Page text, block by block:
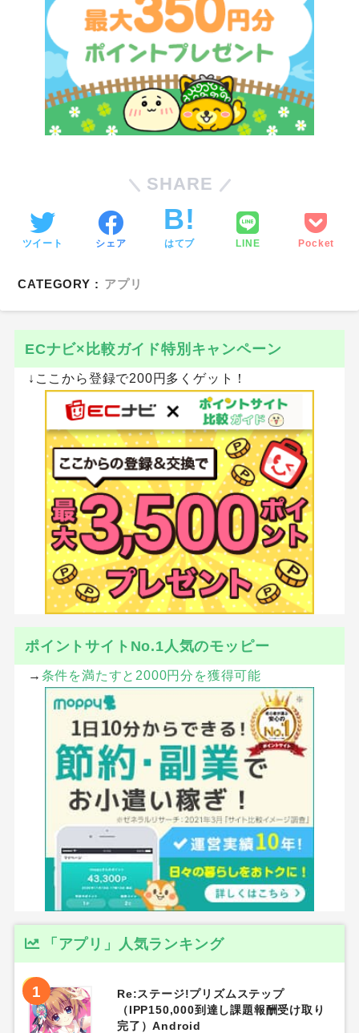
SHARE
ツイート シェア はてブ LINE Pocket
CATEGORY : アプリ
ECナビ×比較ガイド特別キャンペーン
↓ここから登録で200円多くゲット！
ポイントサイトNo.1人気のモッピー
→ 条件を満たすと2000円分を獲得可能
「アプリ」人気ランキング
1
Re:ステージ!プリズムステップ
（IPP150,000到達し課題報酬受け取り
完了）Android